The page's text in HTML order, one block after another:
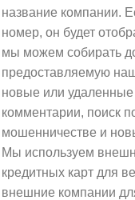
название компании.
номер, он будет
мы можем собирать
предоставляемую
новые или
комментарии, поиск
мошенничестве и
Мы используем
кредитных карт для
внешние компании